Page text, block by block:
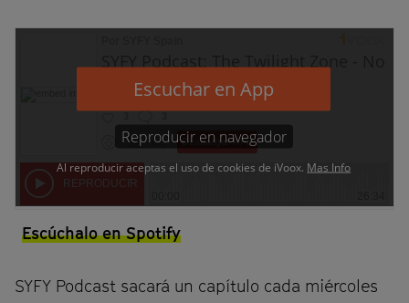
Escúchalo en Spotify
SYFY Podcast sacará un capítulo cada miércoles